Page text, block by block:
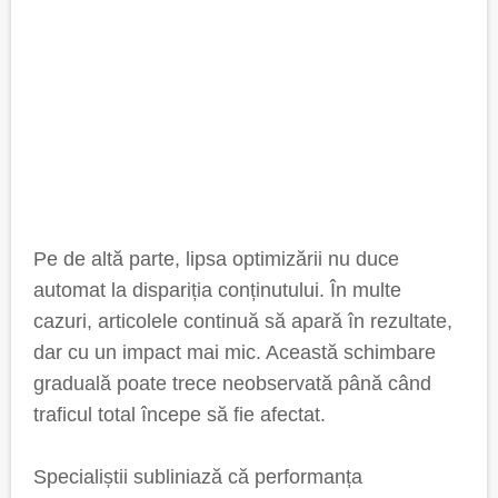
Pe de altă parte, lipsa optimizării nu duce
automat la dispariția conținutului. În multe
cazuri, articolele continuă să apară în rezultate,
dar cu un impact mai mic. Această schimbare
graduală poate trece neobservată până când
traficul total începe să fie afectat.
Specialiștii subliniază că performanța